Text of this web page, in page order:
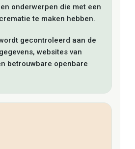
onderwerpen die met een
te maken hebben.
gecontroleerd aan de
websites van
betrouwbare openbare